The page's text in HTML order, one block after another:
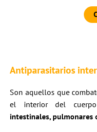
Antiparasitarios
Son aquellos que
el interior del
intestinales, pulmonares